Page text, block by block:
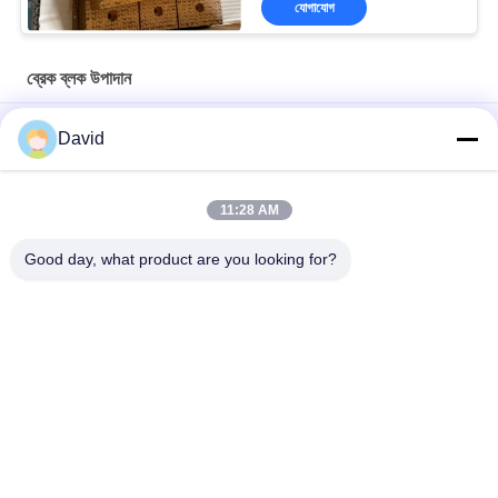
যোগাযোগ
ব্রেক ব্লক উপাদান
তেল ভাল ড্রিলিং রোড ব্রেক ব্লক বোনা ব্রেক লাইনিং ড্রিলিং মেশিনের জন্য
অ্যাসবেস্ট মুক্ত বোনা ব্রেক আস্তরণ বোনা ব্রেক ব্লক বোনা ব্রেক প্যাড তেল পুঁজ খনির
David
11:28 AM
Good day, what product are you looking for?